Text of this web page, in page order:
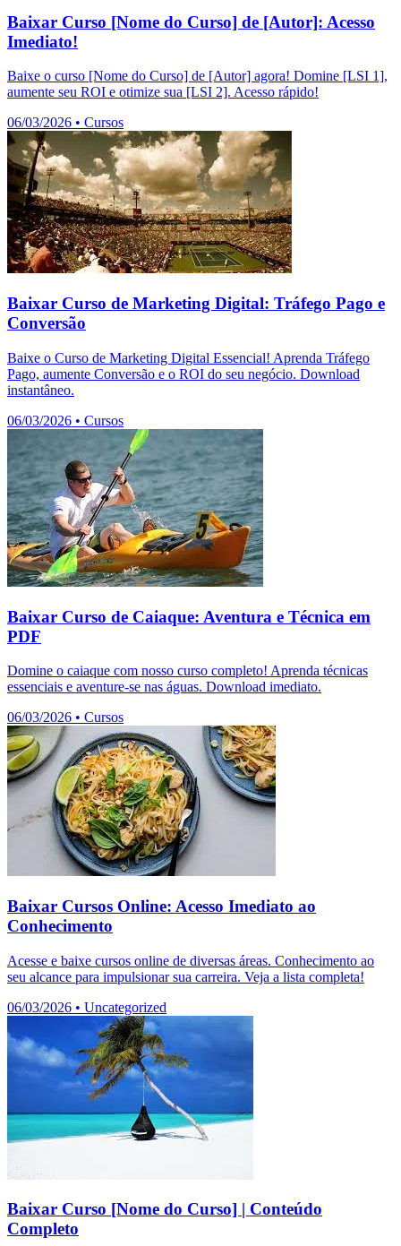
Baixar Curso [Nome do Curso] de [Autor]: Acesso
Imediato!
Baixe o curso [Nome do Curso] de [Autor] agora! Domine [LSI 1],
aumente seu ROI e otimize sua [LSI 2]. Acesso rápido!
06/03/2026 • Cursos
Baixar Curso de Marketing Digital: Tráfego Pago e
Conversão
Baixe o Curso de Marketing Digital Essencial! Aprenda Tráfego
Pago, aumente Conversão e o ROI do seu negócio. Download
instantâneo.
06/03/2026 • Cursos
Baixar Curso de Caiaque: Aventura e Técnica em
PDF
Domine o caiaque com nosso curso completo! Aprenda técnicas
essenciais e aventure-se nas águas. Download imediato.
06/03/2026 • Cursos
Baixar Cursos Online: Acesso Imediato ao
Conhecimento
Acesse e baixe cursos online de diversas áreas. Conhecimento ao
seu alcance para impulsionar sua carreira. Veja a lista completa!
06/03/2026 • Uncategorized
Baixar Curso [Nome do Curso] | Conteúdo
Completo